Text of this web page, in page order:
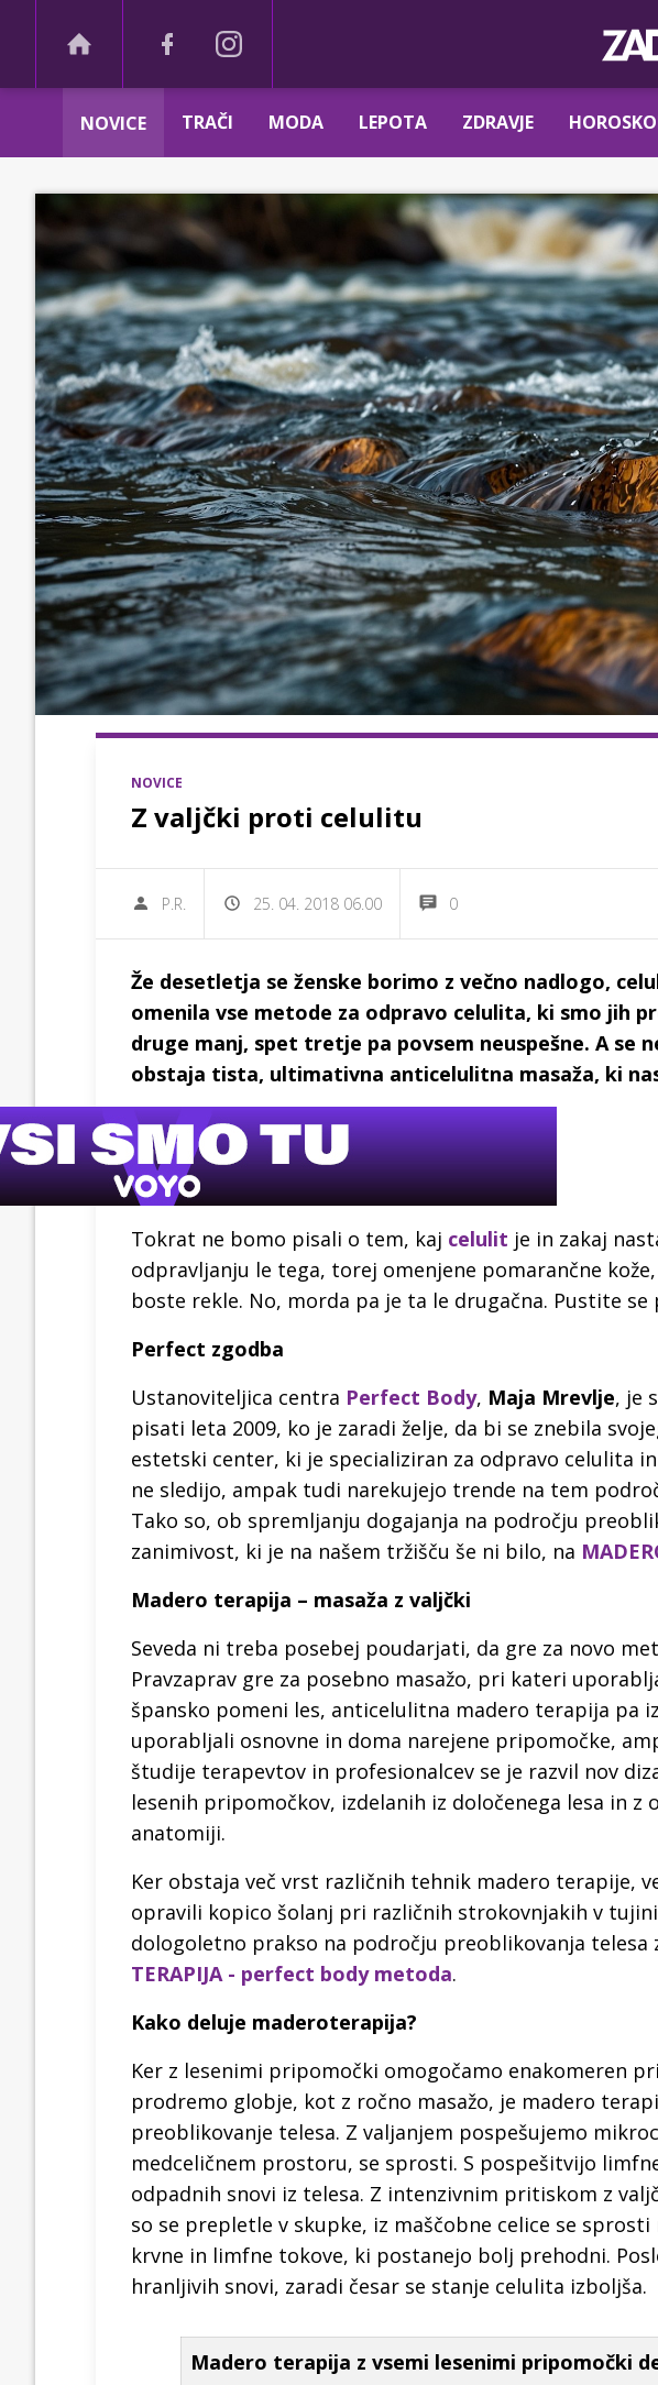
NOVICE TRAČI MODA LEPOTA ZDRAVJE
NOVICE
Z valjčki proti celulitu
P.R. 25. 04. 2018 06.00 0
Že desetletja se ženske borimo z večno nadlogo,
omenila vse metode za odpravo celulita, ki smo jih
druge manj, spet tretje pa povsem neuspešne. A se
obstaja tista, ultimativna anticelulitna masaža, ki
Tokrat ne bomo pisali o tem, kaj celulit je in zakaj
odpravljanju le tega, torej omenjene pomarančne
boste rekle. No, morda pa je ta le drugačna. Pustite
Perfect zgodba
Ustanoviteljica centra Perfect Body, Maja Mrevlje, je
pisati leta 2009, ko je zaradi želje, da bi se znebila
estetski center, ki je specializiran za odpravo celulita
ne sledijo, ampak tudi narekujejo trende na tem
Tako so, ob spremljanju dogajanja na področju
zanimivost, ki je na našem tržišču še ni bilo, na
Madero terapija – masaža z valjčki
Seveda ni treba posebej poudarjati, da gre za novo
Pravzaprav gre za posebno masažo, pri kateri
špansko pomeni les, anticelulitna madero terapija pa
uporabljali osnovne in doma narejene pripomočke,
študije terapevtov in profesionalcev se je razvil nov
lesenih pripomočkov, izdelanih iz določenega lesa in z
anatomiji.
Ker obstaja več vrst različnih tehnik madero terapije,
opravili kopico šolanj pri različnih strokovnjakih v
dologoletno prakso na področju preoblikovanja telesa
TERAPIJA - perfect body metoda.
Kako deluje maderoterapija?
Ker z lesenimi pripomočki omogočamo enakomeren
prodremo globje, kot z ročno masažo, je madero
preoblikovanje telesa. Z valjanjem pospešujemo
medceličnem prostoru, se sprosti. S pospešitvijo
odpadnih snovi iz telesa. Z intenzivnim pritiskom z
so se prepletle v skupke, iz maščobne celice se
krvne in limfne tokove, ki postanejo bolj prehodni.
hranljivih snovi, zaradi česar se stanje celulita izboljša.
Madero terapija z vsemi lesenimi pripomočki